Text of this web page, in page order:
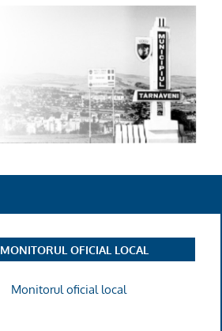
MONITORUL OFICIAL LOCAL
Monitorul oficial local